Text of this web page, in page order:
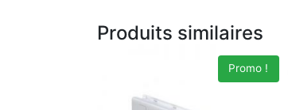
Produits similaires
Promo !